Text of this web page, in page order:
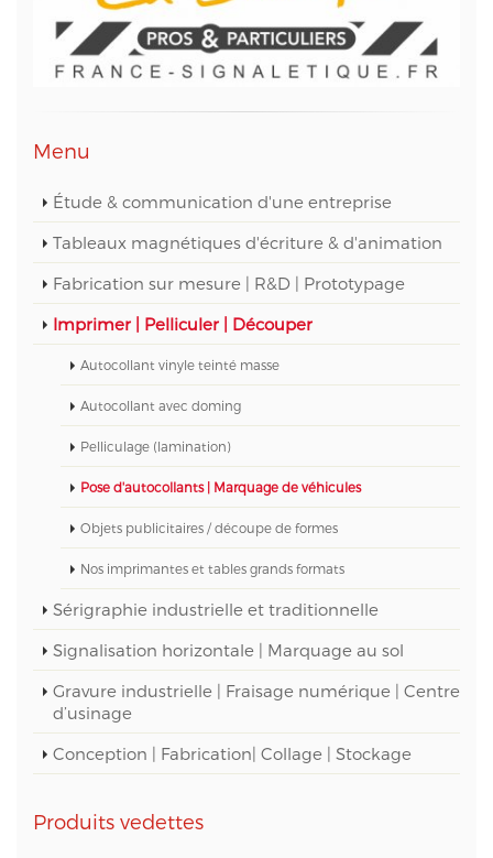
Menu
Étude & communication d'une entreprise
Tableaux magnétiques d'écriture & d'animation
Fabrication sur mesure | R&D | Prototypage
Imprimer | Pelliculer | Découper
Autocollant vinyle teinté masse
Autocollant avec doming
Pelliculage (lamination)
Pose d'autocollants | Marquage de véhicules
Objets publicitaires / découpe de formes
Nos imprimantes et tables grands formats
Sérigraphie industrielle et traditionnelle
Signalisation horizontale | Marquage au sol
Gravure industrielle | Fraisage numérique | Centre
d’usinage
Conception | Fabrication| Collage | Stockage
Produits vedettes